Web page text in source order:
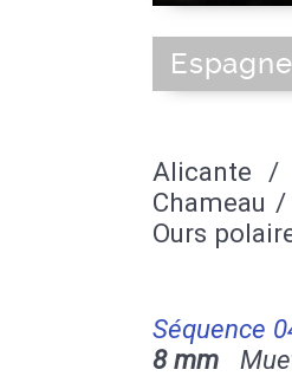
Alicante
Chameau
Ours
Séquence
8 mm